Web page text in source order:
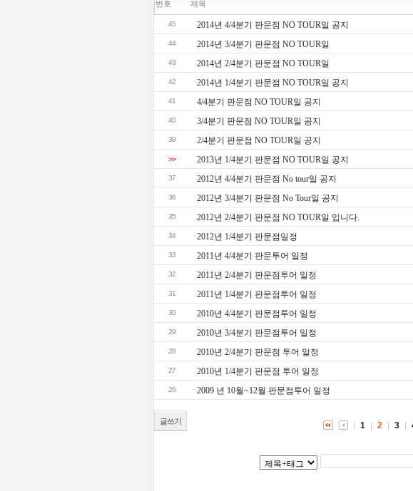
번호 제목
45 2014년 4/4분기 판문점 NO TOUR일 공지
44 2014년 3/4분기 판문점 NO TOUR일
43 2014년 2/4분기 판문점 NO TOUR일
42 2014년 1/4분기 판문점 NO TOUR일 공지
41 4/4분기 판문점 NO TOUR일 공지
40 3/4분기 판문점 NO TOUR일 공지
39 2/4분기 판문점 NO TOUR일 공지
>> 2013년 1/4분기 판문점 NO TOUR일 공지
37 2012년 4/4분기 판문점 No tour일 공지
36 2012년 3/4분기 판문점 No Tour일 공지
35 2012년 2/4분기 판문점 NO TOUR일 입니다.
34 2012년 1/4분기 판문점일정
33 2011년 4/4분기 판문투어 일정
32 2011년 2/4분기 판문점투어 일정
31 2011년 1/4분기 판문점투어 일정
30 2010년 4/4분기 판문점투어 일정
29 2010년 3/4분기 판문점투어 일정
28 2010년 2/4분기 판문점 투어 일정
27 2010년 1/4분기 판문점 투어 일정
26 2009 년 10월~12월 판문점투어 일정
글쓰기 1 2 3